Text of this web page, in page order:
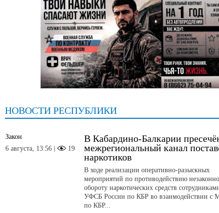
НОВОСТИ РЕСПУБЛИКИ
Закон
6 августа, 13:56 |
19
В Кабардино-Балкарии
межрегиональный канал
наркотиков
В ходе реализации оперативно-разыскных
мероприятий по противодействию
обороту наркотических средств
УФСБ России по КБР во взаимодействии с
по КБР...